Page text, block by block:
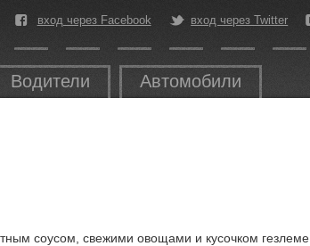
вход через Facebook вход через Twitter
Водители Автомобили
соусом, свежими овощами и кусочком гезлеме.